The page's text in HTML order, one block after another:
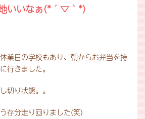
いいなぁ(*´▽｀*)
業日の学校もあり、朝からお弁当を持
行きました。
切り状態。。
存分走り回りました(笑)